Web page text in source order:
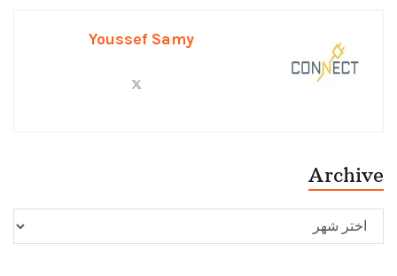
Youssef Samy
Archive
Archive